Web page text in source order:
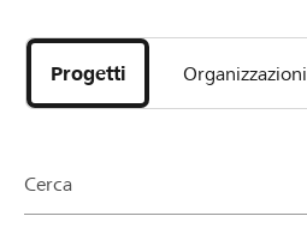
DE FR IT
i
progetti
e
della
Progetti Organizzazioni
Cerca